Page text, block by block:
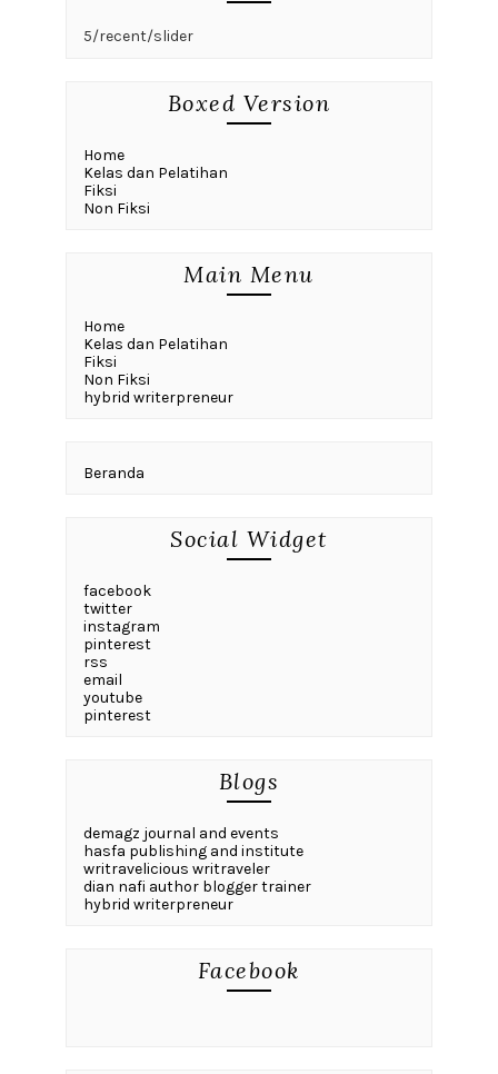
5/recent/slider
Boxed Version
Home
Kelas dan Pelatihan
Fiksi
Non Fiksi
Main Menu
Home
Kelas dan Pelatihan
Fiksi
Non Fiksi
hybrid writerpreneur
Beranda
Social Widget
facebook
twitter
instagram
pinterest
rss
email
youtube
pinterest
Blogs
demagz journal and events
hasfa publishing and institute
writravelicious writraveler
dian nafi author blogger trainer
hybrid writerpreneur
Facebook